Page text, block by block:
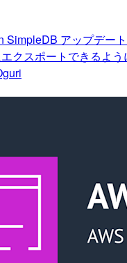
SimpleDB アップデー
クスポートできるよ